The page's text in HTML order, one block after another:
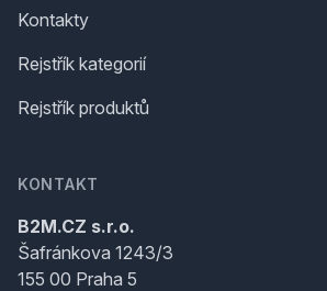
Kontakty
Rejstřík kategorií
Rejstřík produktů
KONTAKT
B2M.CZ s.r.o.
Šafránkova 1243/3
155 00 Praha 5